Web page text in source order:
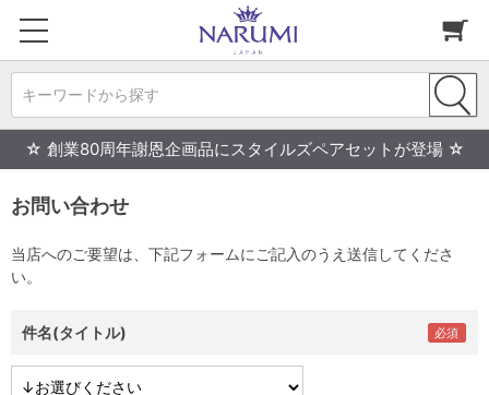
キーワードから探す
☆ 創業80周年謝恩企画品にスタイルズペアセットが登場 ☆
お問い合わせ
当店へのご要望は、下記フォームにご記入のうえ送信してくださ
い。
件名(タイトル)